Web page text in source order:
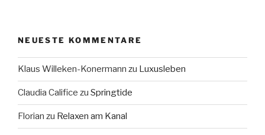
NEUESTE KOMMENTARE
Klaus Willeken-Konermann zu Luxusleben
Claudia Califice zu Springtide
Florian zu Relaxen am Kanal